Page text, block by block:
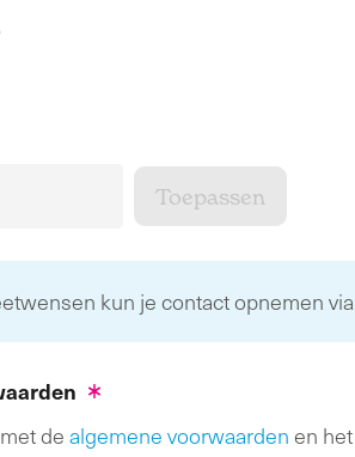
kun je contact opnemen
de algemene voorwaarden en het